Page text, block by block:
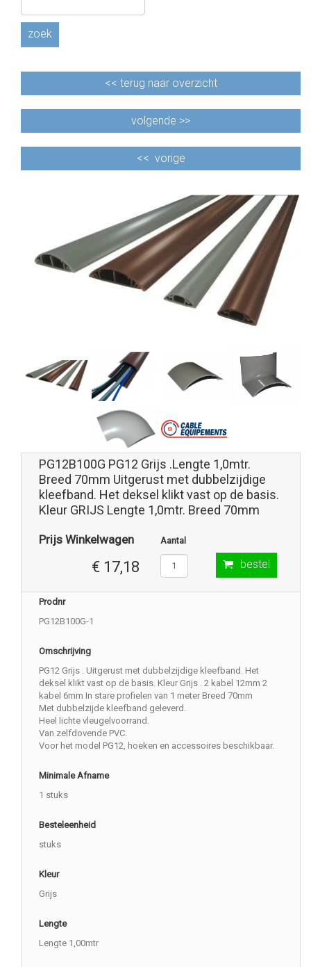
zoek
<< terug naar overzicht
volgende >>
<< vorige
PG12B100G PG12 Grijs .Lengte 1,0mtr.
Breed 70mm Uitgerust met dubbelzijdige
kleefband. Het deksel klikt vast op de basis.
Kleur GRIJS Lengte 1,0mtr. Breed 70mm
Prijs Winkelwagen
€ 17,18
Aantal
bestel
Prodnr
PG12B100G-1
Omschrijving
PG12 Grijs . Uitgerust met dubbelzijdige kleefband. Het
deksel klikt vast op de basis. Kleur Grijs . 2 kabel 12mm 2
kabel 6mm In stare profielen van 1 meter Breed 70mm
Met dubbelzijde kleefband geleverd.
Heel lichte vleugelvoorrand.
Van zelfdovende PVC.
Voor het model PG12, hoeken en accessoires beschikbaar.
Minimale Afname
1 stuks
Besteleenheid
stuks
Kleur
Grijs
Lengte
Lengte 1,00mtr